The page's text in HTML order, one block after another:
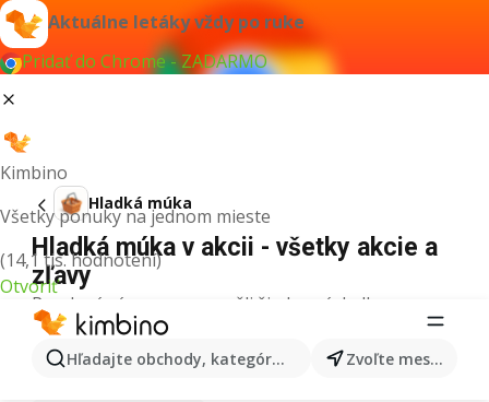
Aktuálne letáky vždy po ruke
Pridať do Chrome - ZADARMO
Kimbino
Všetky ponuky na jednom mieste
(14,1 tis. hodnotení)
Otvoriť
Hľadajte obchody, kategórie, produkty... Zvoľte mesto
Hladká múka
Hladká múka v akcii - všetky akcie a
zľavy
Pre daný výraz sme nenašli žiadne výsledky.
Hladká múka v akcii - Kde kúpiť?
Tesco Hladká múka Hladká múka